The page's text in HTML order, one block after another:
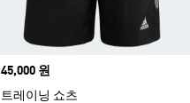
Price
45,000 원
트레이닝 쇼츠